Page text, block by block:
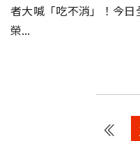
者大喊「吃不消」！今日
榮...